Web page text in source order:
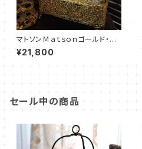
マトソンＭａｔｓｏｎゴールド・ジ
ュエリーボックス（MTJB002
6）
¥21,800
セール中の商品